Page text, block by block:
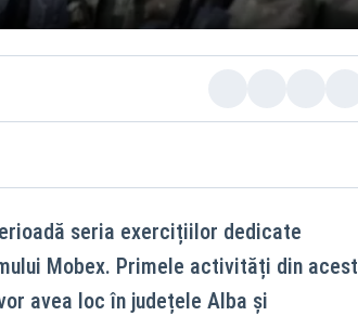
seria exercițiilor dedicate
Mobex. Primele activități din acest
avea loc în județele Alba și